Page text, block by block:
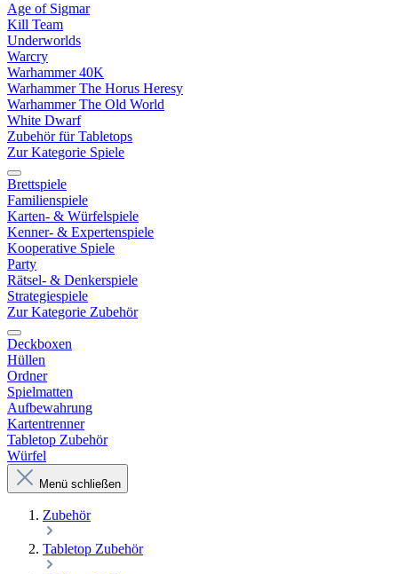
Age of Sigmar
Kill Team
Underworlds
Warcry
Warhammer 40K
Warhammer The Horus Heresy
Warhammer The Old World
White Dwarf
Zubehör für Tabletops
Zur Kategorie Spiele
Brettspiele
Familienspiele
Karten- & Würfelspiele
Kenner- & Expertenspiele
Kooperative Spiele
Party
Rätsel- & Denkerspiele
Strategiespiele
Zur Kategorie Zubehör
Deckboxen
Hüllen
Ordner
Spielmatten
Aufbewahrung
Kartentrenner
Tabletop Zubehör
Würfel
Menü schließen
Zubehör
Tabletop Zubehör